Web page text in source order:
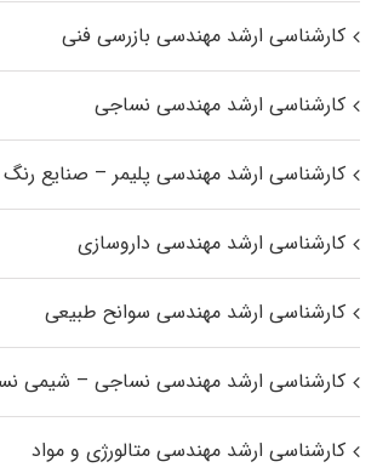
کارشناسی ارشد مهندسی بازرسی فنی
کارشناسی ارشد مهندسی نساجی
کارشناسی ارشد مهندسی پلیمر – صنایع رنگ
کارشناسی ارشد مهندسی داروسازی
کارشناسی ارشد مهندسی سوانح طبیعی
کارشناسی ارشد مهندسی نساجی – شیمی
کارشناسی ارشد مهندسی متالورژی و مواد